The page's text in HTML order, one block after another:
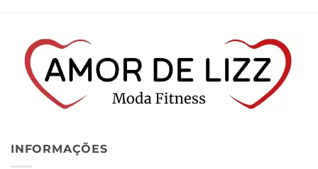
INFORMAÇÕES